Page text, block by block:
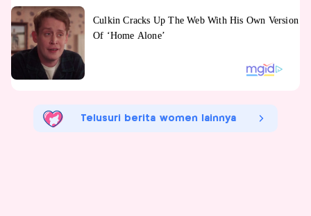
Telusuri berita women lainnya